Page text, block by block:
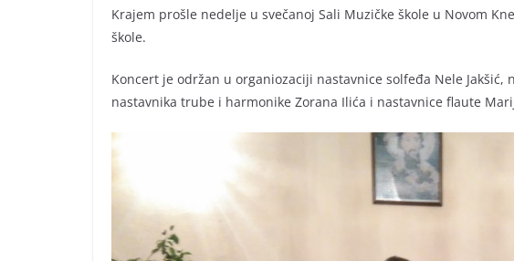
Krajem prošle nedelje u svečanoj Sali Muzičke škole u Novom
škole.
Koncert je održan u organiozaciji nastavnice solfeđa Nele Jakšić,
nastavnika trube i harmonike Zorana Ilića i nastavnice flaute